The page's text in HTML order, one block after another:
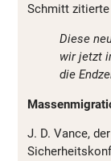
Schmitt zitierte
Diese
wir jetzt
die
J. D. Vance,